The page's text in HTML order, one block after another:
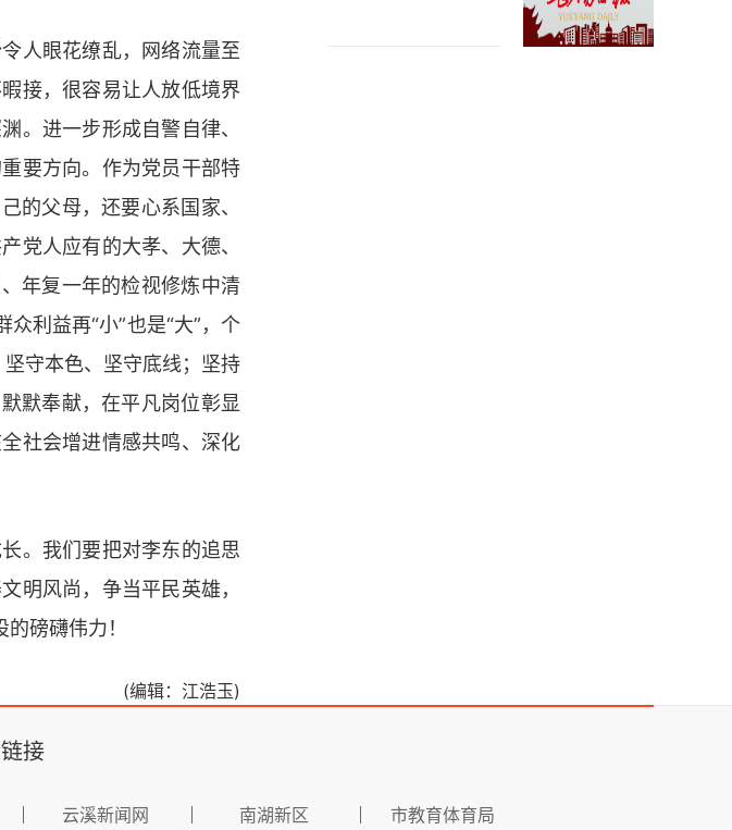
人眼花缭乱，网络流量至
接，很容易让人放低境界
。进一步形成自警自律、
要方向。作为党员干部特
的父母，还要心系国家、
党人应有的大孝、大德、
年复一年的检视修炼中清
利益再“小”也是“大”，个
坚守本色、坚守底线；坚持
默奉献，在平凡岗位彰显
社会增进情感共鸣、深化
。我们要把对李东的追思
明风尚，争当平民英雄，
磅礴伟力！
(编辑：江浩玉)
接
云溪新闻网 南湖新区
市教育体育局